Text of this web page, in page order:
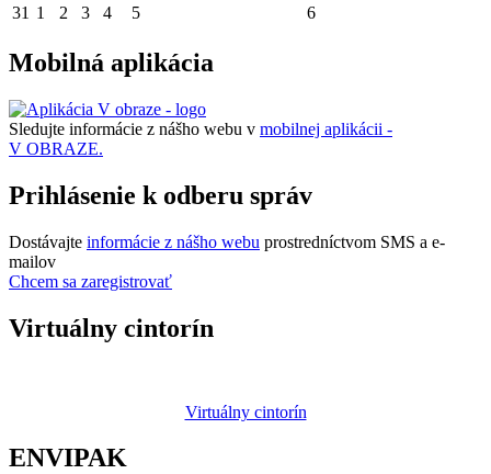
31 1 2 3 4 5 6
Mobilná aplikácia
Sledujte informácie z nášho webu v mobilnej aplikácii -
V OBRAZE.
Prihlásenie k odberu správ
Dostávajte informácie z nášho webu prostredníctvom SMS a e-
mailov
Chcem sa zaregistrovať
Virtuálny cintorín
Virtuálny cintorín
ENVIPAK